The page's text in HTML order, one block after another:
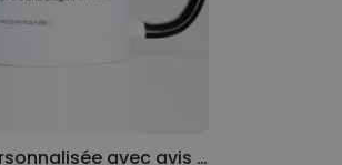
Tasse personnalisée avec avis client